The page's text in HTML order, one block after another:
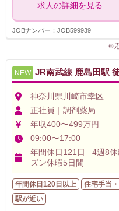
求人の詳細を見る
JOBナンバー：JOB599939
※
NEW JR南武線 鹿島田駅
神奈川県川崎市幸区
正社員｜調剤薬局
年収400〜499万円
09:00〜17:00
年間休日121日 4週8休
ズン休暇5日間
年間休日120日以上 住宅手当
駅が近い